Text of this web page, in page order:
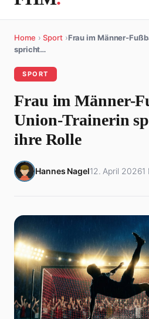
Home › Sport ›Frau im Männer-
spricht…
SPORT
Frau im Männer-
Union-Trainerin
ihre Rolle
Hannes Nagel12. April 20261